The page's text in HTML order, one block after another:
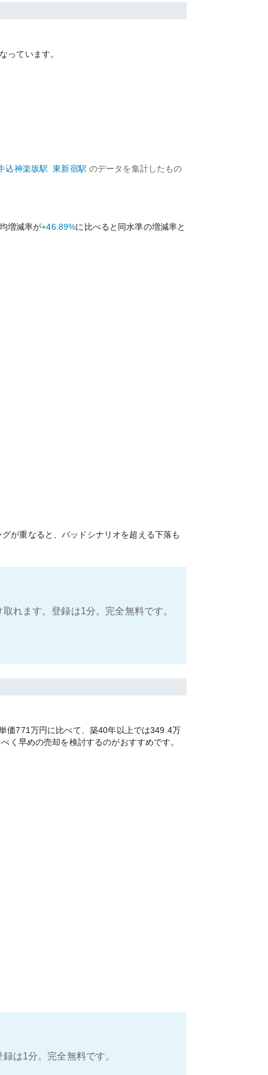
っています。
込神楽坂駅 東新宿駅 のデータを集計したもの
増減率が+46.89%に比べると 同水準の増減率と
が重なると、バッドシナリオを超える下落も
れます。登録は1分。完全無料です。
価771万円に比べて、築40年以上では349.4万
く早めの売却を検討するのがおすすめです。
は1分。完全無料です。